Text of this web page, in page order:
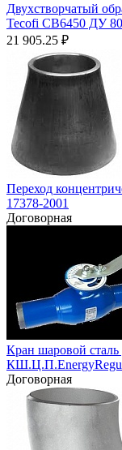
Двухстворчатый
Tecofi CB6450 ДУ
21 905.25 ₽
Переход
17378-2001
Договорная
Кран шаровой
Договорная